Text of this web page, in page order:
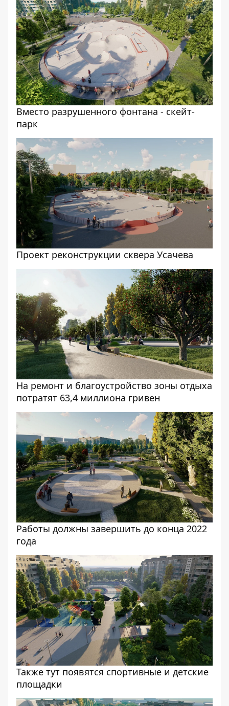
Вместо разрушенного фонтана - скейт-
парк
Проект реконструкции сквера Усачева
На ремонт и благоустройство зоны отдыха
потратят 63,4 миллиона гривен
Работы должны завершить до конца 2022
года
Также тут появятся спортивные и детские
площадки